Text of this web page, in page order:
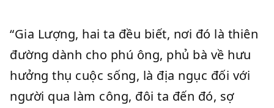
“Gia Lượng, hai ta đều biết, nơi đó là thiên
đường dành cho phú ông, phủ bà về hưu
hưởng thụ cuộc sống, là địa ngục đối với
người qua làm công, đôi ta đến đó, sợ